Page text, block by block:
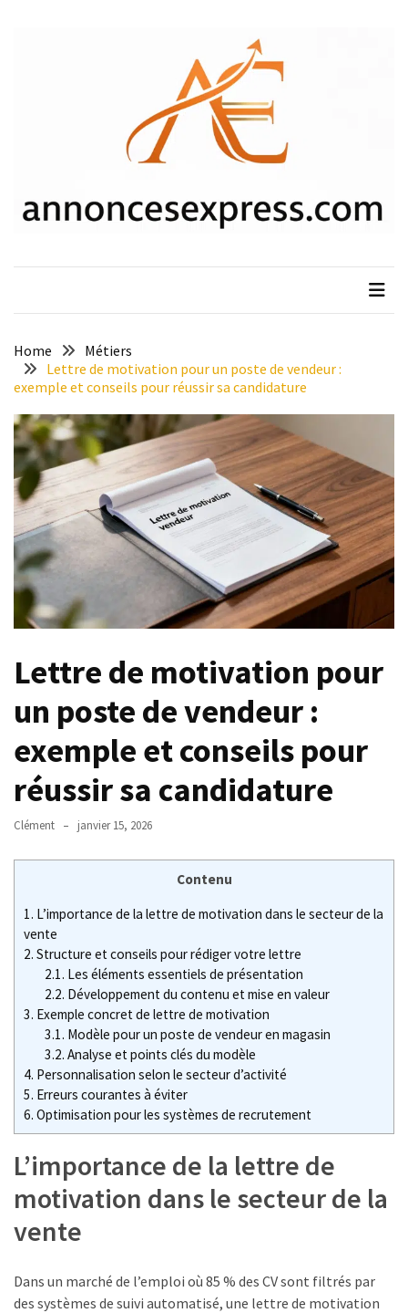
garant
d’une
location
Fissure
du
tendon
du
coude
arrêt
travail
combien
temps
quelles
démarches
revenu
avantages
comment
déclarer
Grille
des
salaires
métallurgie
Home
Métiers
Lettre de motivation pour un poste de vendeur :
exemple et conseils pour réussir sa candidature
Lettre de motivation pour
un poste de vendeur :
exemple et conseils pour
réussir sa candidature
Clément janvier 15, 2026
Contenu
1. L’importance de la lettre de motivation dans le secteur de la
vente
2. Structure et conseils pour rédiger votre lettre
2.1. Les éléments essentiels de présentation
2.2. Développement du contenu et mise en valeur
3. Exemple concret de lettre de motivation
3.1. Modèle pour un poste de vendeur en magasin
3.2. Analyse et points clés du modèle
4. Personnalisation selon le secteur d’activité
5. Erreurs courantes à éviter
6. Optimisation pour les systèmes de recrutement
L’importance de la lettre de
motivation dans le secteur de la
vente
Dans un marché de l’emploi où 85 % des CV sont filtrés par
des systèmes de suivi automatisé, une lettre de motivation